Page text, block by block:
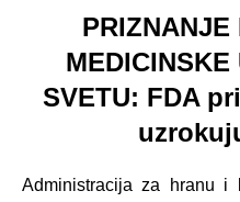
PRIZNANJE
MEDICINSKE
SVETU: FDA
Administracija za hranu